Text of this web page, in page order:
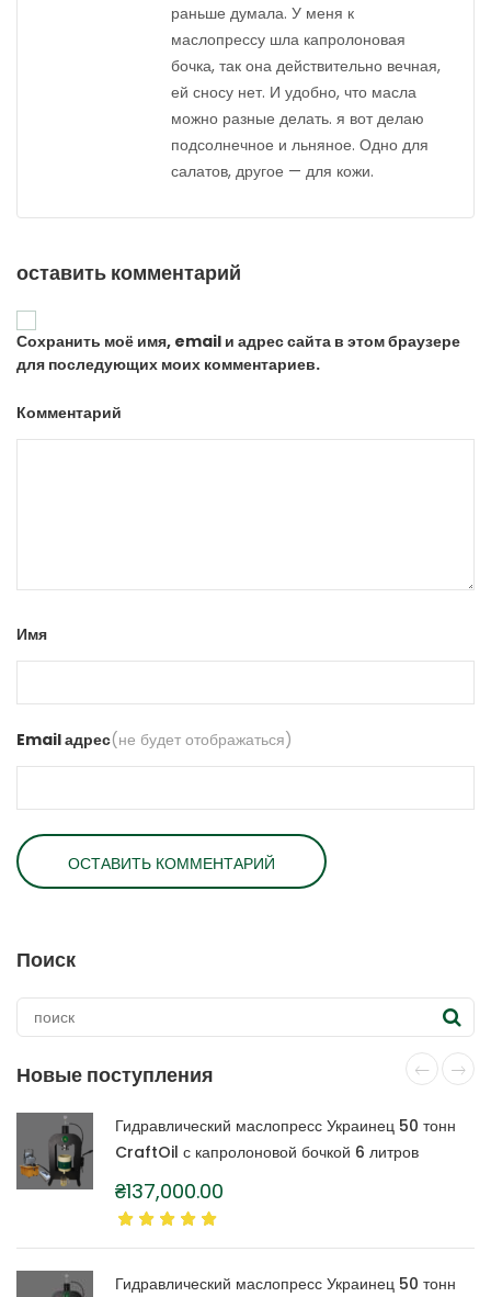
раньше думала. У меня к
маслопрессу шла капролоновая
бочка, так она действительно вечная,
ей сносу нет. И удобно, что масла
можно разные делать. я вот делаю
подсолнечное и льняное. Одно для
салатов, другое — для кожи.
оставить комментарий
Сохранить моё имя, email и адрес сайта в этом браузере
для последующих моих комментариев.
Комментарий
Имя
Email адрес(не будет отображаться)
Поиск
Новые поступления
Гидравлический маслопресс Украинец 50 тонн
CraftOil с капролоновой бочкой 6 литров
₴137,000.00
Гидравлический маслопресс Украинец 50 тонн